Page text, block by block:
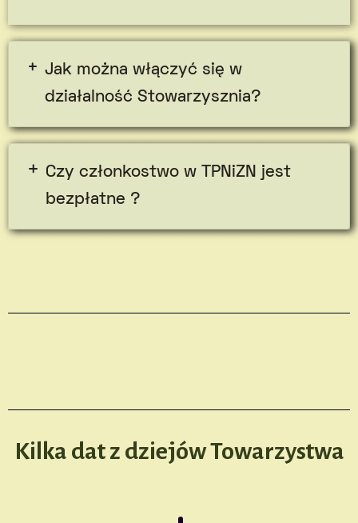
Jak można włączyć się w
działalność Stowarzysznia?
Czy członkostwo w TPNiZN jest
bezpłatne ?
Kilka dat z dziejów Towarzystwa